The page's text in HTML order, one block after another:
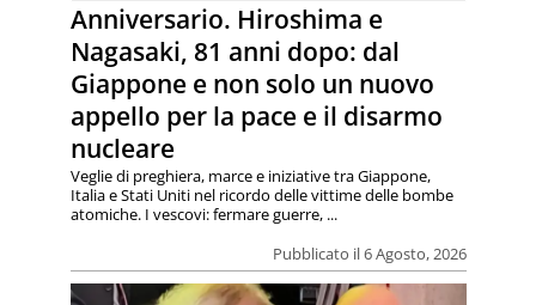
Anniversario. Hiroshima e
Nagasaki, 81 anni dopo: dal
Giappone e non solo un nuovo
appello per la pace e il disarmo
nucleare
Pubblicato il 6 Agosto, 2026
Veglie di preghiera, marce e iniziative tra Giappone,
Italia e Stati Uniti nel ricordo delle vittime delle bombe
atomiche. I vescovi: fermare guerre, ...